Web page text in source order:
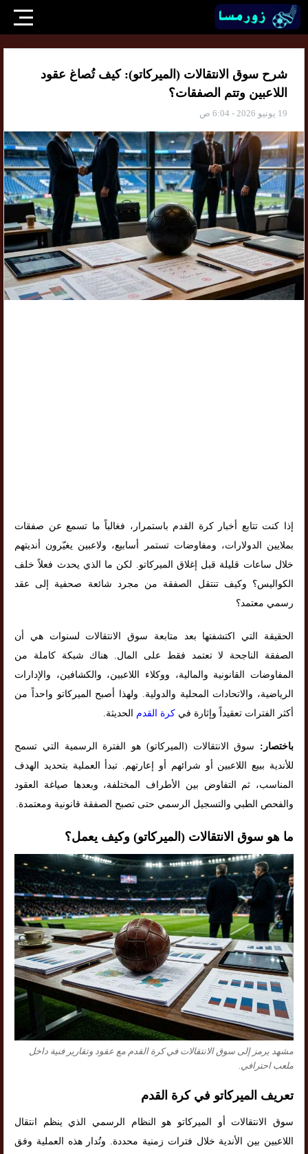
شرح سوق الانتقالات (الميركاتو): كيف تُصاغ عقود
اللاعبين وتتم الصفقات؟
19 يونيو 2026 - 6:04 ص
إذا كنت تتابع أخبار كرة القدم باستمرار، فغالباً ما تسمع عن صفقات
بملايين الدولارات، ومفاوضات تستمر أسابيع، ولاعبين يغيّرون أنديتهم
خلال ساعات قليلة قبل إغلاق الميركاتو. لكن ما الذي يحدث فعلاً خلف
الكواليس؟ وكيف تنتقل الصفقة من مجرد شائعة صحفية إلى عقد
رسمي معتمد؟
الحقيقة التي اكتشفتها بعد متابعة سوق الانتقالات لسنوات هي أن
الصفقة الناجحة لا تعتمد فقط على المال. هناك شبكة كاملة من
المفاوضات القانونية والمالية، ووكلاء اللاعبين، والكشافين، والإدارات
الرياضية، والاتحادات المحلية والدولية. ولهذا أصبح الميركاتو واحداً من
أكثر الفترات تعقيداً وإثارة في كرة القدم الحديثة.
باختصار: سوق الانتقالات (الميركاتو) هو الفترة الرسمية التي تسمح
للأندية ببيع اللاعبين أو شرائهم أو إعارتهم. تبدأ العملية بتحديد الهدف
المناسب، ثم التفاوض بين الأطراف المختلفة، وبعدها صياغة العقود
والفحص الطبي والتسجيل الرسمي حتى تصبح الصفقة قانونية ومعتمدة.
ما هو سوق الانتقالات (الميركاتو) وكيف يعمل؟
مشهد يرمز إلى سوق الانتقالات في كرة القدم مع عقود وتقارير فنية داخل
ملعب احترافي.
تعريف الميركاتو في كرة القدم
سوق الانتقالات أو الميركاتو هو النظام الرسمي الذي ينظم انتقال
اللاعبين بين الأندية خلال فترات زمنية محددة. وتُدار هذه العملية وفق